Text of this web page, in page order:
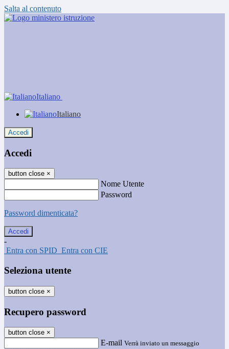
Salta al contenuto
Italiano
Italiano
Accedi
Accedi
button close ×
Nome Utente
Password
Password dimenticata?
-
Entra con SPID Entra con CIE
Seleziona utente
button close ×
Recupero password
button close ×
E-mail Verrà inviato un messaggio